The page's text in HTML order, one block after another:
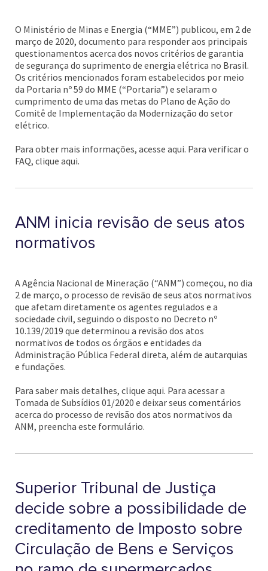
O Ministério de Minas e Energia (“MME”) publicou, em 2 de
março de 2020, documento para responder aos principais
questionamentos acerca dos novos critérios de garantia
de segurança do suprimento de energia elétrica no Brasil.
Os critérios mencionados foram estabelecidos por meio
da Portaria nº 59 do MME (“Portaria”) e selaram o
cumprimento de uma das metas do Plano de Ação do
Comitê de Implementação da Modernização do setor
elétrico.
Para obter mais informações, acesse aqui. Para verificar o
FAQ, clique aqui.
ANM inicia revisão de seus atos
normativos
A Agência Nacional de Mineração (“ANM”) começou, no dia
2 de março, o processo de revisão de seus atos normativos
que afetam diretamente os agentes regulados e a
sociedade civil, seguindo o disposto no Decreto nº
10.139/2019 que determinou a revisão dos atos
normativos de todos os órgãos e entidades da
Administração Pública Federal direta, além de autarquias
e fundações.
Para saber mais detalhes, clique aqui. Para acessar a
Tomada de Subsídios 01/2020 e deixar seus comentários
acerca do processo de revisão dos atos normativos da
ANM, preencha este formulário.
Superior Tribunal de Justiça
decide sobre a possibilidade de
creditamento de Imposto sobre
Circulação de Bens e Serviços